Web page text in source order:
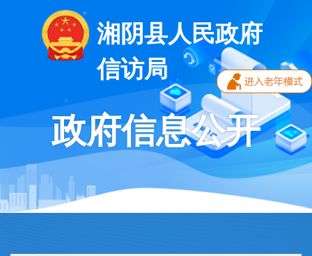
湘阴县人民政府
信访局
政府信息公开